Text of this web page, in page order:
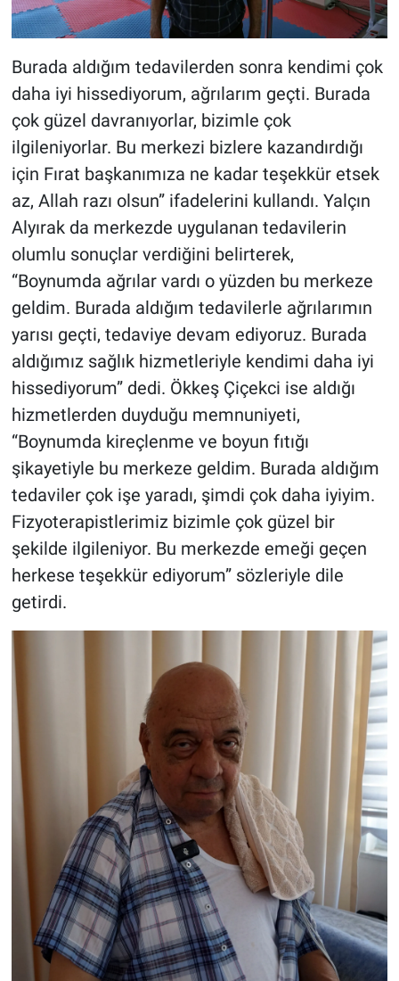
Burada aldığım tedavilerden sonra kendimi çok
daha iyi hissediyorum, ağrılarım geçti. Burada
çok güzel davranıyorlar, bizimle çok
ilgileniyorlar. Bu merkezi bizlere kazandırdığı
için Fırat başkanımıza ne kadar teşekkür etsek
az, Allah razı olsun” ifadelerini kullandı. Yalçın
Alyırak da merkezde uygulanan tedavilerin
olumlu sonuçlar verdiğini belirterek,
“Boynumda ağrılar vardı o yüzden bu merkeze
geldim. Burada aldığım tedavilerle ağrılarımın
yarısı geçti, tedaviye devam ediyoruz. Burada
aldığımız sağlık hizmetleriyle kendimi daha iyi
hissediyorum” dedi. Ökkeş Çiçekci ise aldığı
hizmetlerden duyduğu memnuniyeti,
“Boynumda kireçlenme ve boyun fıtığı
şikayetiyle bu merkeze geldim. Burada aldığım
tedaviler çok işe yaradı, şimdi çok daha iyiyim.
Fizyoterapistlerimiz bizimle çok güzel bir
şekilde ilgileniyor. Bu merkezde emeği geçen
herkese teşekkür ediyorum” sözleriyle dile
getirdi.